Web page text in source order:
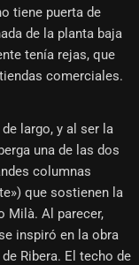
tiene puerta de
de la planta baja
tenía rejas, que
comerciales.
largo, y al ser la
una de las dos
columnas
que sostienen la
Milà. Al parecer,
inspiró en la obra
Ribera. El techo de